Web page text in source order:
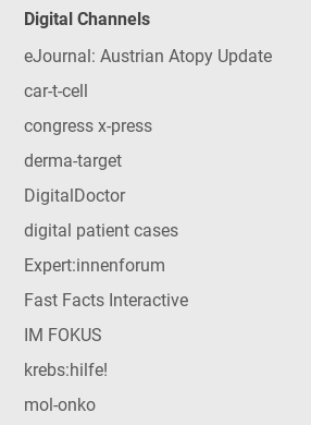
Digital Channels
eJournal: Austrian Atopy Update
car-t-cell
congress x-press
derma-target
DigitalDoctor
digital patient cases
Expert:innenforum
Fast Facts Interactive
IM FOKUS
krebs:hilfe!
mol-onko